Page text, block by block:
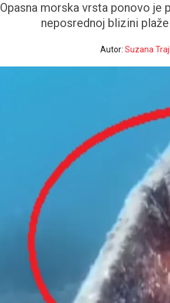
Opasna morska vrsta ponovo je
neposrednoj blizini
Autor: Suzana